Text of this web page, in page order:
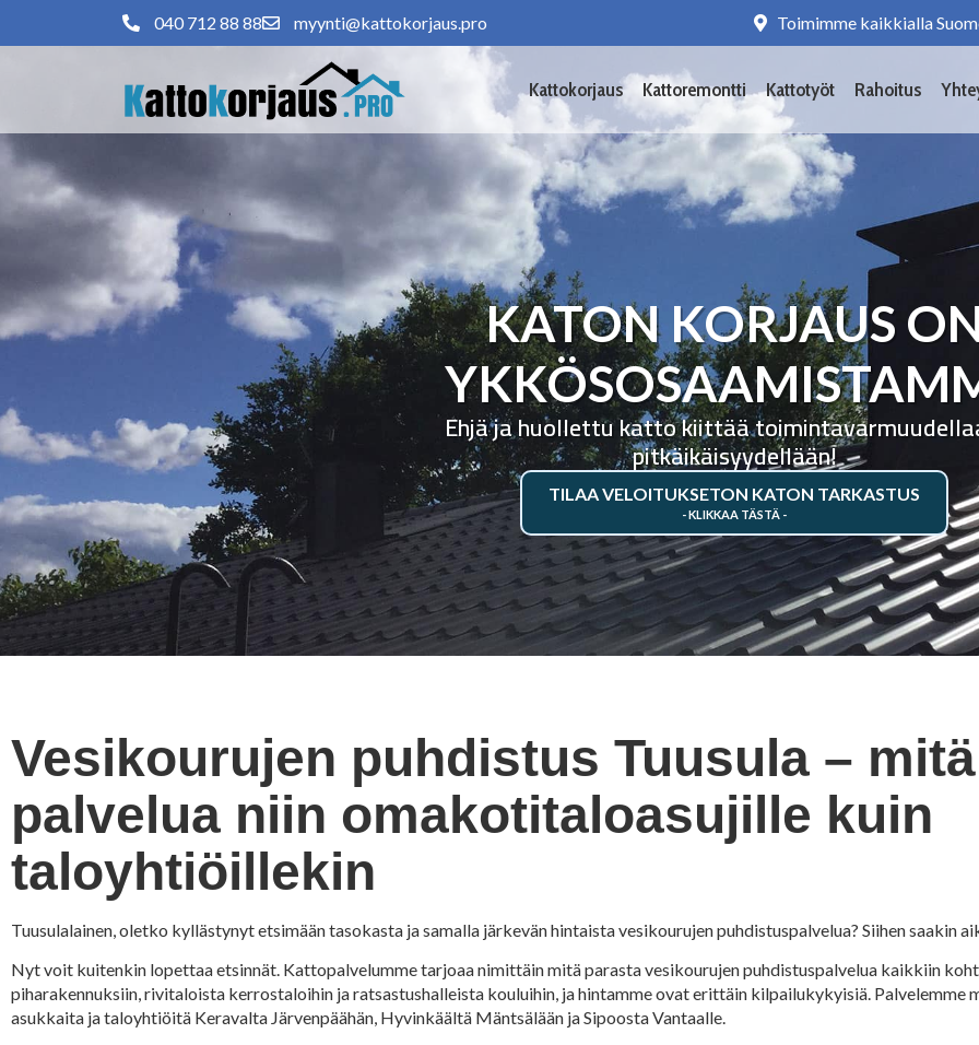
040 712 88 88 myynti@kattokorjaus.pro Toimimme kaikkialla
Kattokorjaus Kattoremontti Kattotyöt Rahoitus
KATON KORJAUS
Ehjä ja huollettu katto kiittää
pitkäikäisyydellään!
TILAA VELOITUKSETON KATON TARKASTUS
Vesikourujen puhdistus Tuusula –
palvelua niin omakotitaloasujille kuin
taloyhtiöillekin
Tuusulalainen, oletko kyllästynyt etsimään tasokasta ja samalla järkevän hintaista vesikourujen puhdistuspalvelua? Siihen saakin
Nyt voit kuitenkin lopettaa etsinnät. Kattopalvelumme tarjoaa nimittäin mitä parasta vesikourujen puhdistuspalvelua kaikkiin
piharakennuksiin, rivitaloista kerrostaloihin ja ratsastushalleista kouluihin, ja hintamme ovat erittäin kilpailukykyisiä. Palvelemme
asukkaita ja taloyhtiöitä Keravalta Järvenpäähän, Hyvinkäältä Mäntsälään ja Sipoosta Vantaalle.